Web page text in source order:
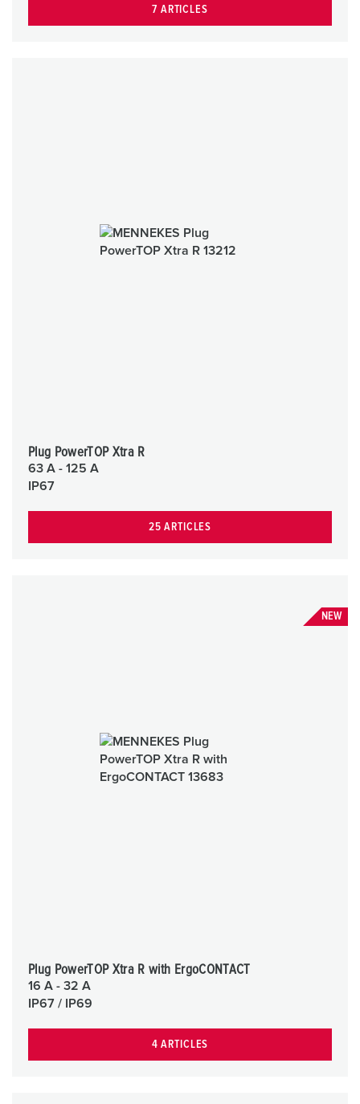
7 ARTICLES
Plug PowerTOP Xtra R
63 A - 125 A
IP67
25 ARTICLES
NEW
Plug PowerTOP Xtra R with ErgoCONTACT
16 A - 32 A
IP67 / IP69
4 ARTICLES